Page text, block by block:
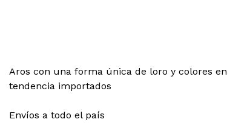
Aros con una forma única de loro y colores en
tendencia importados
Envíos a todo el país